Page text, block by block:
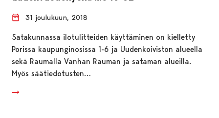
31 joulukuun, 2018
Satakunnassa ilotulitteiden käyttäminen on kielletty
Porissa kaupunginosissa 1-6 ja Uudenkoiviston alueella
sekä Raumalla Vanhan Rauman ja sataman alueilla.
Myös säätiedotusten…